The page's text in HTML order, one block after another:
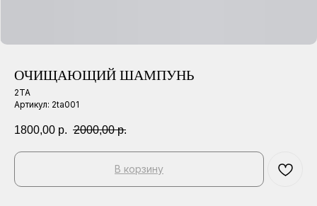
ОЧИЩАЮЩИЙ ШАМПУНЬ
2ТА
Артикул: 2ta001
1800,00 р. 2000,00 р.
В корзину